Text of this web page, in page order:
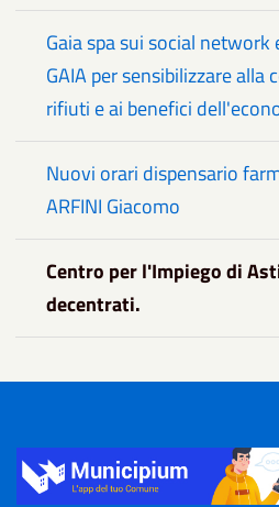
Gaia spa sui social network
GAIA per sensibilizzare alla
rifiuti e ai benefici
Nuovi orari dispensario
ARFINI Giacomo
Centro per l'Impiego di
decentrati.
Title